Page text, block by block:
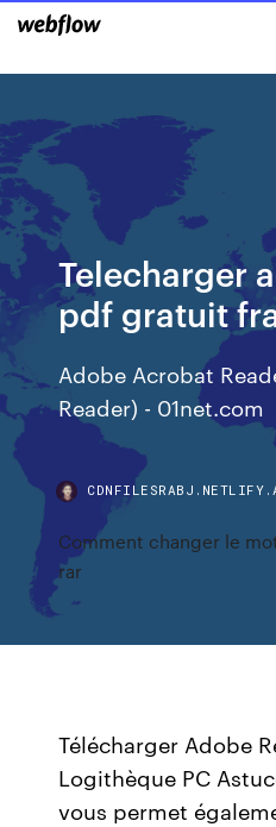
Telecharger
pdf gratuit
Adobe Acrobat
Reader) - 01net.com
Comment changer le
rar
Télécharger Adobe
Logithèque PC
vous permet